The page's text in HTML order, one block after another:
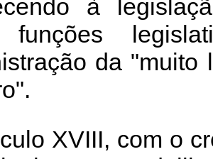
à
funções
da
XVIII, com o